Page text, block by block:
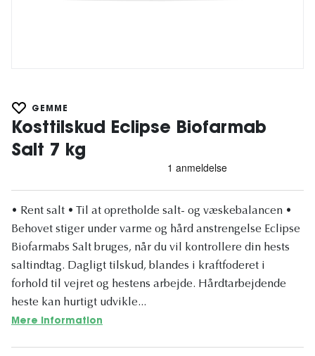
GEMME
Kosttilskud Eclipse Biofarmab
Salt 7 kg
• Rent salt • Til at opretholde salt- og væskebalancen •
Behovet stiger under varme og hård anstrengelse Eclipse
Biofarmabs Salt bruges, når du vil kontrollere din hests
saltindtag. Dagligt tilskud, blandes i kraftfoderet i
forhold til vejret og hestens arbejde. Hårdtarbejdende
heste kan hurtigt udvikle...
Mere information